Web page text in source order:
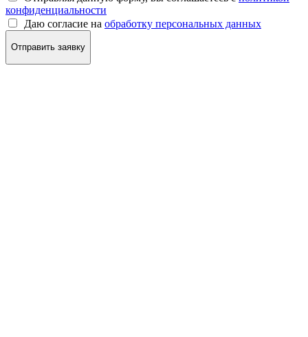
конфиденциальности
Даю согласие на обработку персональных данных
Отправить заявку